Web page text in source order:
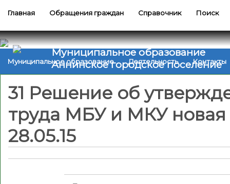
Главная Обращения граждан Справочник Поиск
Муниципальное образование
Аннинское городское поселение
Муниципальное образование Деятельность Контакты
31 Решение об
труда МБУ и МКУ
28.05.15